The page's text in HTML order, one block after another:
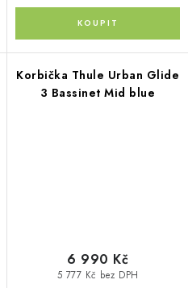
Korbička Thule Urban Glide
3 Bassinet Mid blue
5 777 Kč bez DPH
6 990 Kč